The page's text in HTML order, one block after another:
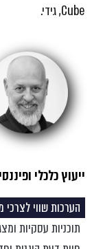
ייעוץ כלכלי ופיננסי
הערכות שווי לצרכי
תוכניות עסקיות
Cube, גידי.